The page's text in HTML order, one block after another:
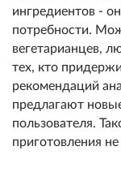
ингредиентов -
потребности.
вегетарианцев,
тех, кто
рекомендаций
предлагают
пользователя.
приготовления